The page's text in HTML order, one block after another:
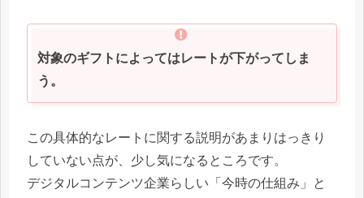
対象のギフトによってはレートが下がってしま
う。
この具体的なレートに関する説明があまりはっきり
していない点が、少し気になるところです。
デジタルコンテンツ企業らしい「今時の仕組み」と